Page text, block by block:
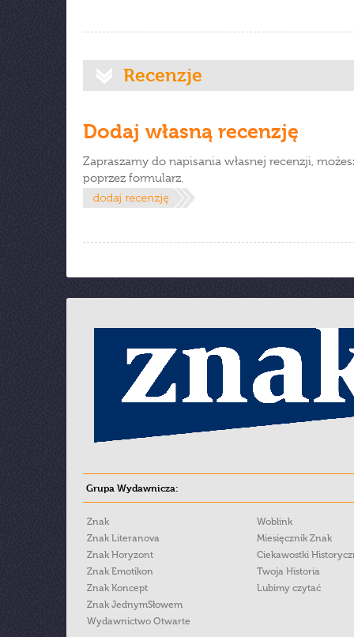
Recenzje
Dodaj własną recenzję
Zapraszamy do napisania własnej recenzji,
poprzez formularz.
Grupa Wydawnicza:
Znak
Znak Literanova
Znak Horyzont
Znak Emotikon
Znak Koncept
Znak JednymSłowem
Wydawnictwo Otwarte
Woblink
Miesięcznik Znak
Ciekawostki
Twoja Historia
Lubimy czytać